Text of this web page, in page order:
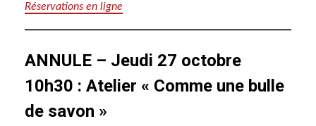
Réservations en ligne
ANNULE – Jeudi 27 octobre
10h30 : Atelier « Comme une bulle
de savon »